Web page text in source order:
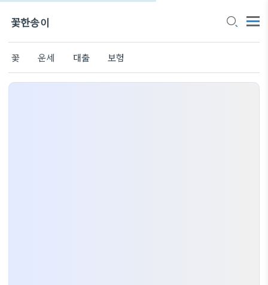
꽃한송이
꽃 운세 대출 보험